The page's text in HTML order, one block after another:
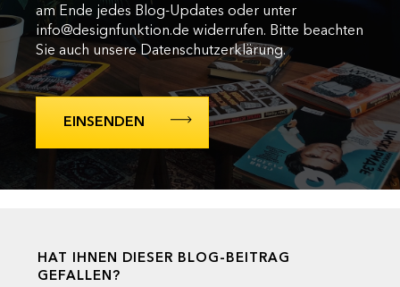
am Ende jedes Blog-Updates oder unter
info@designfunktion.de widerrufen. Bitte beachten
Sie auch unsere Datenschutzerklärung.
HAT IHNEN DIESER BLOG-BEITRAG
GEFALLEN?